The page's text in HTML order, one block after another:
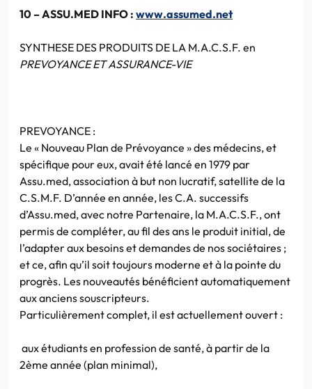
10 – ASSU.MED INFO : www.assumed.net
SYNTHESE DES PRODUITS DE LA M.A.C.S.F. en
PREVOYANCE ET ASSURANCE-VIE
PREVOYANCE :
Le « Nouveau Plan de Prévoyance » des médecins, et
spécifique pour eux, avait été lancé en 1979 par
Assu.med, association à but non lucratif, satellite de la
C.S.M.F. D’année en année, les C.A. successifs
d’Assu.med, avec notre Partenaire, la M.A.C.S.F., ont
permis de compléter, au fil des ans le produit initial, de
l’adapter aux besoins et demandes de nos sociétaires ;
et ce, afin qu’il soit toujours moderne et à la pointe du
progrès. Les nouveautés bénéficient automatiquement
aux anciens souscripteurs.
Particulièrement complet, il est actuellement ouvert :
aux étudiants en profession de santé, à partir de la
2ème année (plan minimal),